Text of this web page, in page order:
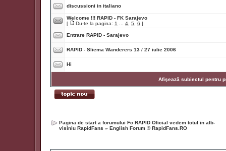
discussioni in italiano
Welcome !!! RAPID - FK Sarajevo
[
Du-te la pagina: 1 4 5 6 ]
Entrare RAPID - Sarajevo
RAPID - Sliema Wanderers 13 / 27 iulie 2006
Hi
Afişează subiectul pentru
Pagina de start a forumului Fc RAPID Oficial vedem totul in alb-
visiniu RapidFans » English Forum ® RapidFans.RO